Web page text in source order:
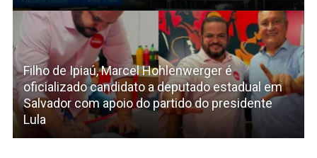
Filho de Ipiaú, Marcel Hohlenwerger é
oficializado candidato a deputado estadual em
Salvador com apoio do partido do presidente
Lula